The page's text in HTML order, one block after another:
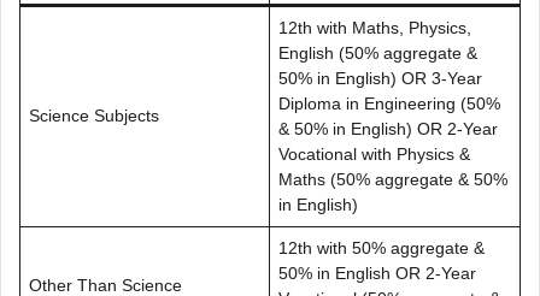
Science Subjects
12th with Maths, Physics,
English (50% aggregate &
50% in English) OR 3-Year
Diploma in Engineering (50%
& 50% in English) OR 2-Year
Vocational with Physics &
Maths (50% aggregate & 50%
in English)
Other Than Science
12th with 50% aggregate &
50% in English OR 2-Year